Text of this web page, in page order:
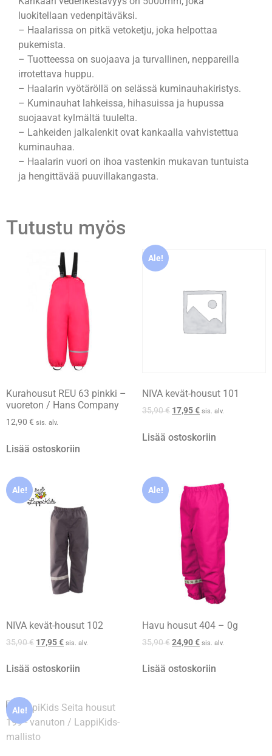
luokitellaan vedenpitäväksi.
– Haalarissa on pitkä vetoketju, joka helpottaa
pukemista.
– Tuotteessa on suojaava ja turvallinen, neppareilla
irrotettava huppu.
– Haalarin vyötäröllä on selässä kuminauhakiristys.
– Kuminauhat lahkeissa, hihasuissa ja hupussa
suojaavat kylmältä tuulelta.
– Lahkeiden jalkalenkit ovat kankaalla vahvistettua
kuminauhaa.
– Haalarin vuori on ihoa vastenkin mukavan tuntuista
ja hengittävää puuvillakangasta.
Tutustu myös
Kurahousut REU 63 pinkki –
vuoreton / Hans Company
12,90 € sis. alv.
Lisää ostoskoriin
Ale!
NIVA kevät-housut 101
35,90€ 17,95€ sis. alv.
Lisää ostoskoriin
Ale!
NIVA kevät-housut 102
35,90€ 17,95€ sis. alv.
Lisää ostoskoriin
Ale!
Havu housut 404 – 0g
35,90€24,90€ sis. alv.
Lisää ostoskoriin
Ale!